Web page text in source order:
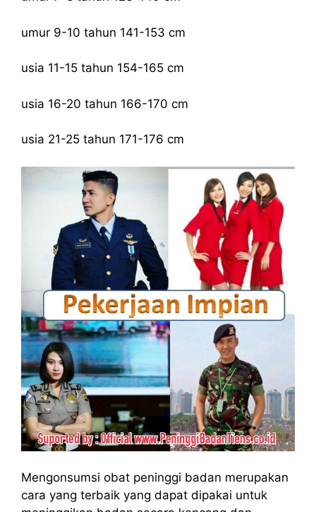
umur 9-10 tahun 141-153 cm
usia 11-15 tahun 154-165 cm
usia 16-20 tahun 166-170 cm
usia 21-25 tahun 171-176 cm
Mengonsumsi obat peninggi badan merupakan
cara yang terbaik yang dapat dipakai untuk